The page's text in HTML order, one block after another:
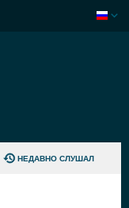
НЕДАВНО СЛУШАЛ